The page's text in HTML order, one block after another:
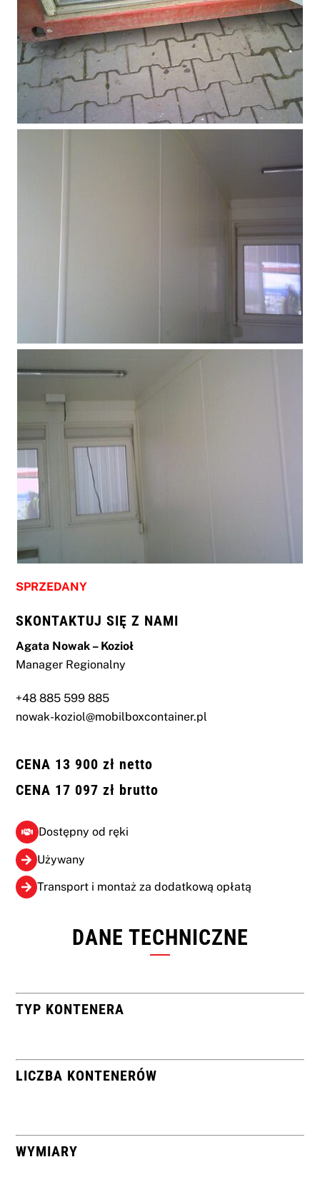
SPRZEDANY
SKONTAKTUJ SIĘ Z NAMI
Agata Nowak – Kozioł
Manager Regionalny
+48 885 599 885
nowak-koziol@mobilboxcontainer.pl
CENA 13 900 zł netto
CENA 17 097 zł brutto
Dostępny od ręki
Używany
Transport i montaż za dodatkową opłatą
DANE TECHNICZNE
TYP KONTENERA
LICZBA KONTENERÓW
WYMIARY